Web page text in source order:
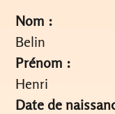
Nom :
Belin
Prénom :
Henri
Date de